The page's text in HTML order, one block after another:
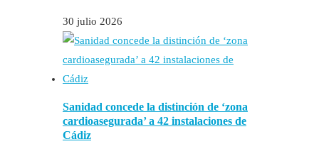
30 julio 2026
Sanidad concede la distinción de ‘zona
cardioasegurada’ a 42 instalaciones de
Cádiz